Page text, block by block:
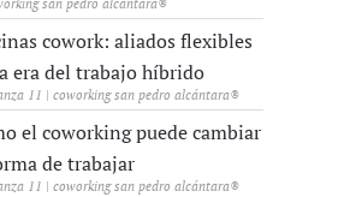
san pedro alcántara®
cowork: aliados flexibles
era del trabajo híbrido
11 | coworking san pedro alcántara®
el coworking puede cambiar
de trabajar
11 | coworking san pedro alcántara®